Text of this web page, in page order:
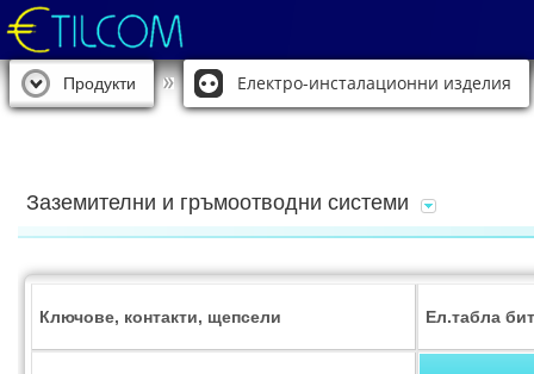
Продукти Електро-инсталационни изделия
Заземителни и гръмоотводни системи
Ключове, контакти, щепсели Ел.табла